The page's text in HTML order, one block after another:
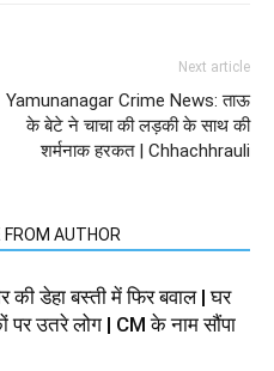
Next article
Yamunanagar Crime News: ताऊ
के बेटे ने चाचा की लड़की के साथ की
शर्मनाक हरकत | Chhachhrauli
FROM AUTHOR
की डेहा बस्ती में फिर बवाल | घर
पर उतरे लोग | CM के नाम सौंपा